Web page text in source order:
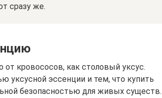
сразу же.
от кровососов, как столовый уксус.
уксусной эссенции и тем, что купить
безопасностью для живых существ.